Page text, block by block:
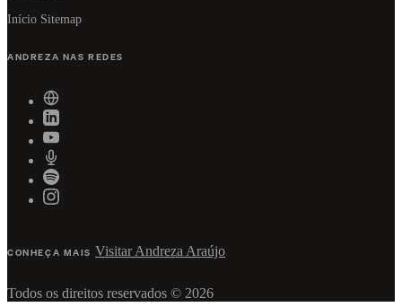
Início Sitemap
ANDREZA NAS REDES
CONHEÇA MAIS Visitar Andreza Araújo
Todos os direitos reservados © 2026